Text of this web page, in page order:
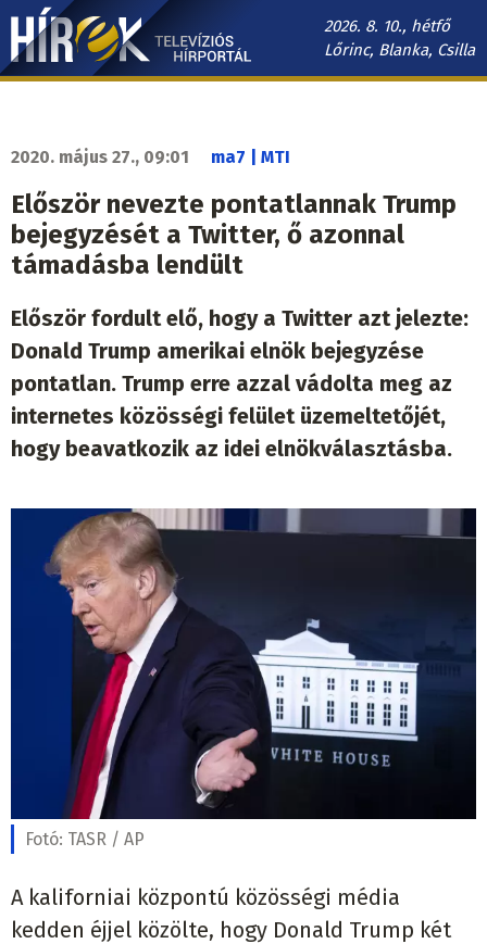
Ugrás
tartalomra
2026. 8. 10., hétfő
Lőrinc, Blanka, Csilla
Hírek.sk
navigáció
2020. május 27., 09:01 ma7 | MTI
Először nevezte pontatlannak Trump
bejegyzését a Twitter, ő azonnal
támadásba lendült
Először fordult elő, hogy a Twitter azt jelezte:
Donald Trump amerikai elnök bejegyzése
pontatlan. Trump erre azzal vádolta meg az
internetes közösségi felület üzemeltetőjét,
hogy beavatkozik az idei elnökválasztásba.
Fotó: TASR / AP
A kaliforniai központú közösségi média
kedden éjjel közölte, hogy Donald Trump két